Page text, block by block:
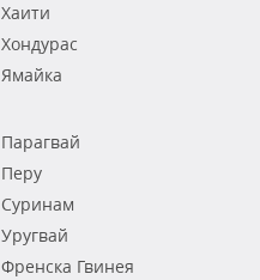
Хаити
Хондурас
Ямайка
Парагвай
Перу
Суринам
Уругвай
Френска Гвинея